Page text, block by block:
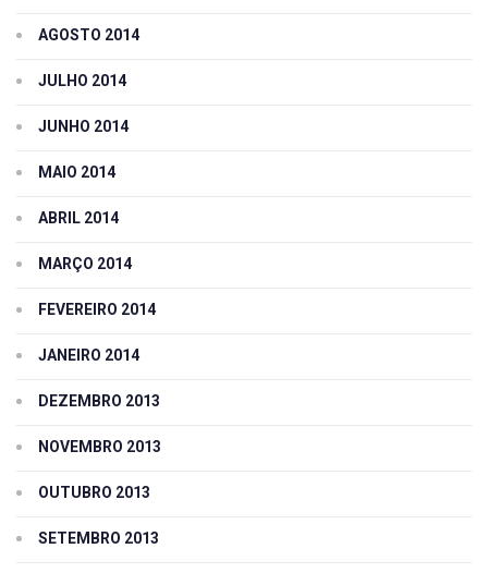
AGOSTO 2014
JULHO 2014
JUNHO 2014
MAIO 2014
ABRIL 2014
MARÇO 2014
FEVEREIRO 2014
JANEIRO 2014
DEZEMBRO 2013
NOVEMBRO 2013
OUTUBRO 2013
SETEMBRO 2013